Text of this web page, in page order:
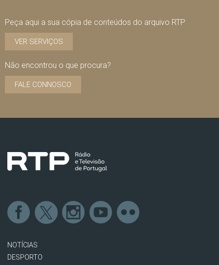
Peça aqui a sua cópia de conteúdos do arquivo RTP
VER SERVIÇOS
Não encontrou o que procura?
FALE CONNOSCO
NOTÍCIAS
DESPORTO